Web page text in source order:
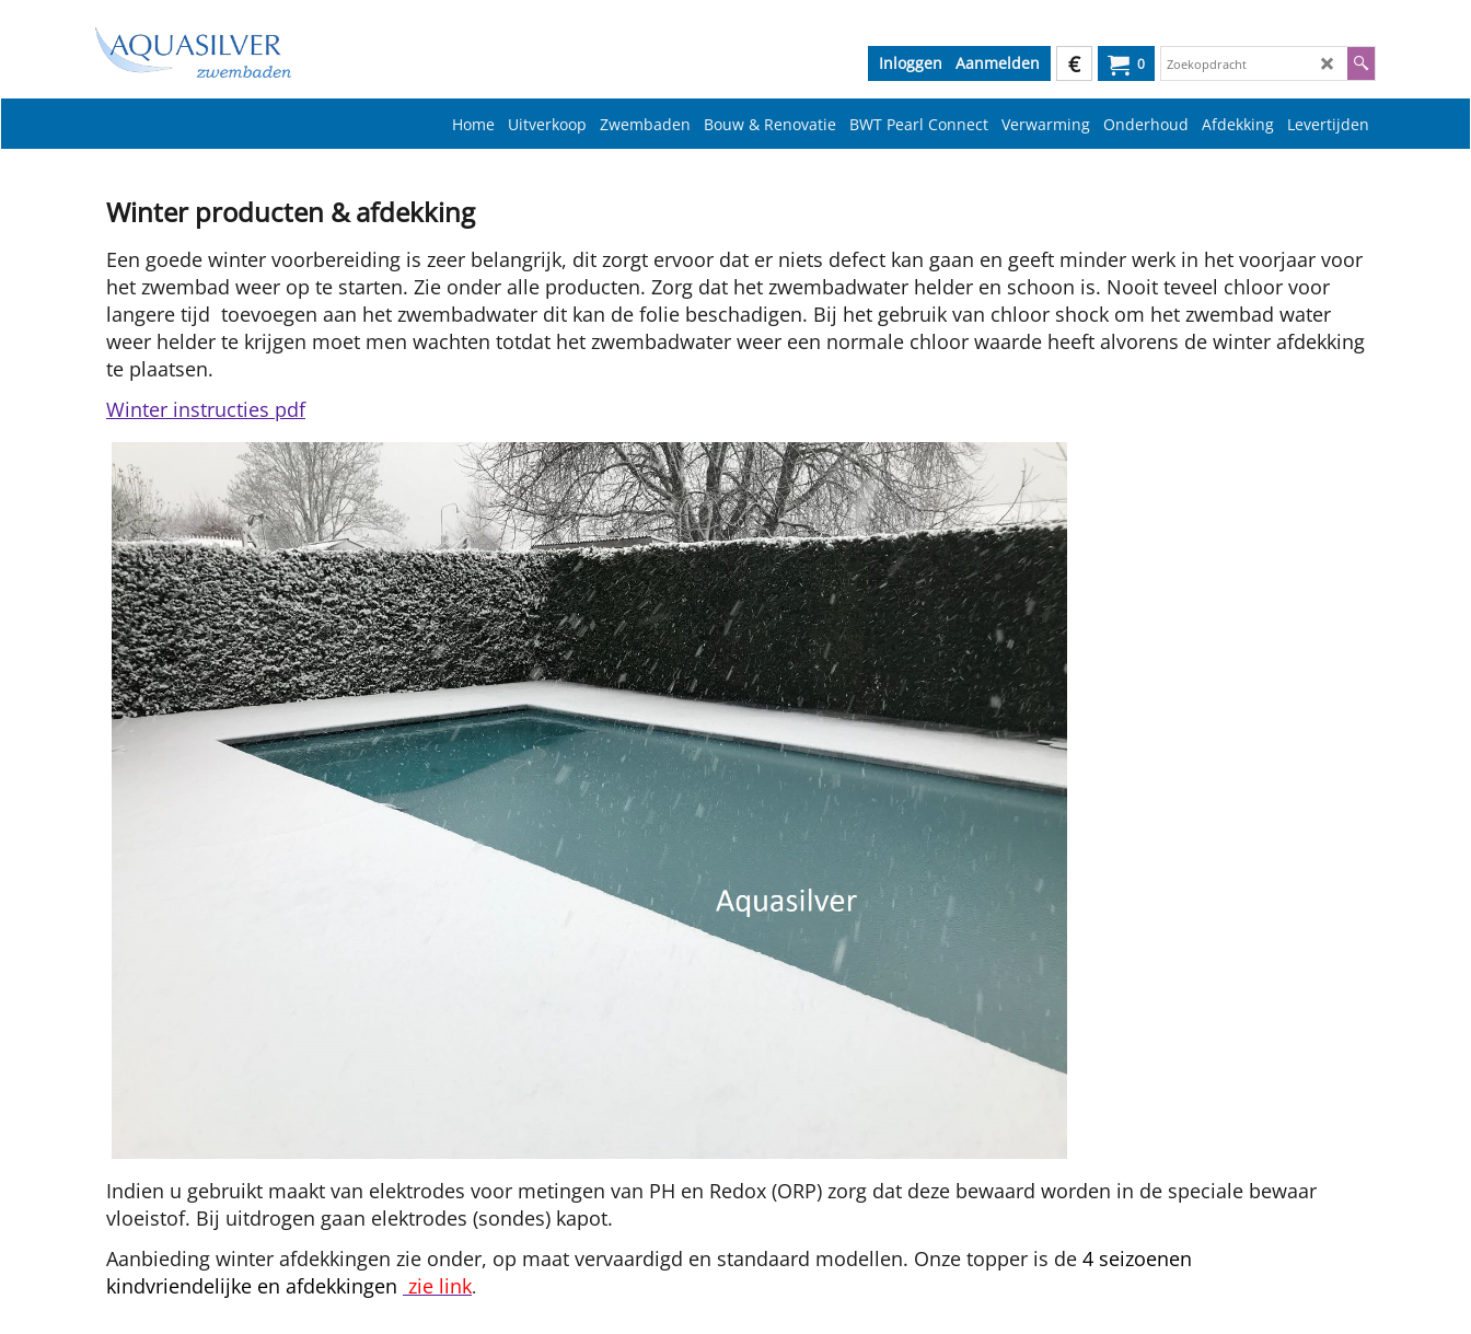
0
€
Inloggen Aanmelden
Home Uitverkoop Zwembaden Bouw & Renovatie BWT Pearl Connect Verwarming Onderhoud Afdekking Levertijden
Winter producten & afdekking
Een goede winter voorbereiding is zeer belangrijk, dit zorgt ervoor dat er niets defect kan gaan en geeft minder werk in het voorjaar voor
het zwembad weer op te starten. Zie onder alle producten. Zorg dat het zwembadwater helder en schoon is. Nooit teveel chloor voor
langere tijd toevoegen aan het zwembadwater dit kan de folie beschadigen. Bij het gebruik van chloor shock om het zwembad water
weer helder te krijgen moet men wachten totdat het zwembadwater weer een normale chloor waarde heeft alvorens de winter afdekking
te plaatsen.
Winter instructies pdf
Indien u gebruikt maakt van elektrodes voor metingen van PH en Redox (ORP) zorg dat deze bewaard worden in de speciale bewaar
vloeistof. Bij uitdrogen gaan elektrodes (sondes) kapot.
Aanbieding winter afdekkingen zie onder, op maat vervaardigd en standaard modellen. Onze topper is de 4 seizoenen
kindvriendelijke en afdekkingen zie link.